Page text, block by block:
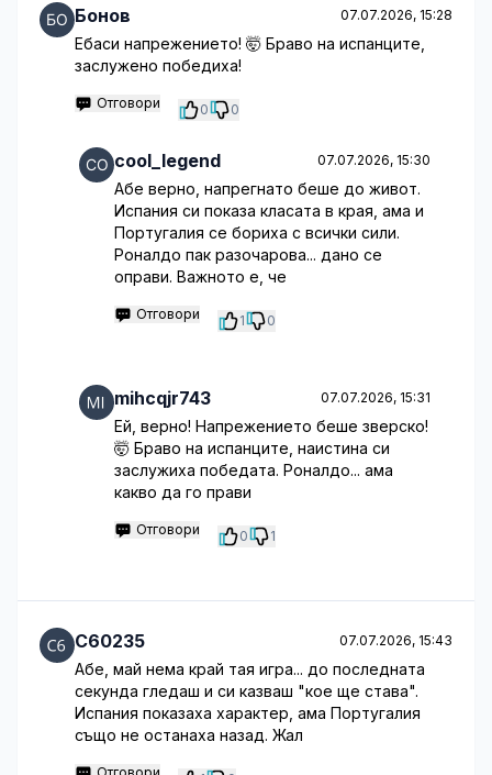
Бонов 07.07.2026, 15:28
Ебаси напрежението! 🤯 Браво на испанците,
заслужено победиха!
Отговори 0 0
cool_legend 07.07.2026, 15:30
Абе верно, напрегнато беше до живот.
Испания си показа класата в края, ама и
Португалия се бориха с всички сили.
Роналдо пак разочарова... дано се
оправи. Важното е, че
Отговори 1 0
mihcqjr743 07.07.2026, 15:31
Ей, верно! Напрежението беше зверско!
🤯 Браво на испанците, наистина си
заслужиха победата. Роналдо... ама
какво да го прави
Отговори 0 1
C60235 07.07.2026, 15:43
Абе, май нема край тая игра... до последната
секунда гледаш и си казваш "кое ще става".
Испания показаха характер, ама Португалия
също не останаха назад. Жал